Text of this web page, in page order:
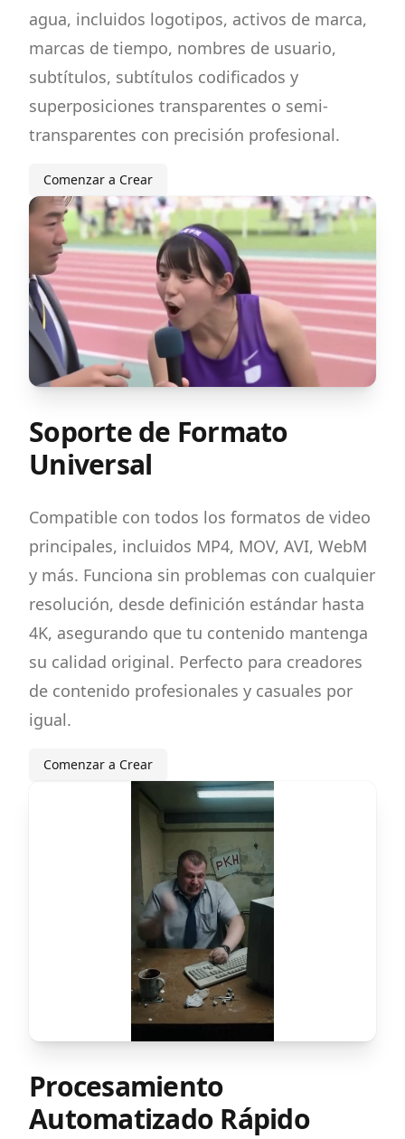
agua, incluidos logotipos, activos de marca,
marcas de tiempo, nombres de usuario,
subtítulos, subtítulos codificados y
superposiciones transparentes o semi-
transparentes con precisión profesional.
Comenzar a Crear
Soporte de Formato
Universal
Compatible con todos los formatos de video
principales, incluidos MP4, MOV, AVI, WebM
y más. Funciona sin problemas con cualquier
resolución, desde definición estándar hasta
4K, asegurando que tu contenido mantenga
su calidad original. Perfecto para creadores
de contenido profesionales y casuales por
igual.
Comenzar a Crear
Procesamiento
Automatizado Rápido